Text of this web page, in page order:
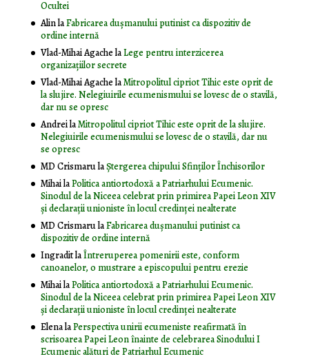
Ocultei
AlinlaFabricarea dușmanului putinist ca dispozitiv de
ordine internă
Vlad-Mihai AgachelaLege pentru interzicerea
organizaţiilor secrete
Vlad-Mihai AgachelaMitropolitul cipriot Tihic este oprit de
la slujire. Nelegiuirile ecumenismului se lovesc de o stavilă,
dar nu se opresc
AndreilaMitropolitul cipriot Tihic este oprit de la slujire.
Nelegiuirile ecumenismului se lovesc de o stavilă, dar nu
se opresc
MD CrismarulaŞtergerea chipului Sfinţilor Închisorilor
MihailaPolitica antiortodoxă a Patriarhului Ecumenic.
Sinodul de la Niceea celebrat prin primirea Papei Leon XIV
și declarații unioniste în locul credinței nealterate
MD CrismarulaFabricarea dușmanului putinist ca
dispozitiv de ordine internă
IngraditlaÎntreruperea pomenirii este, conform
canoanelor, o mustrare a episcopului pentru erezie
MihailaPolitica antiortodoxă a Patriarhului Ecumenic.
Sinodul de la Niceea celebrat prin primirea Papei Leon XIV
și declarații unioniste în locul credinței nealterate
ElenalaPerspectiva unirii ecumeniste reafirmată în
scrisoarea Papei Leon înainte de celebrarea Sinodului I
Ecumenic alături de Patriarhul Ecumenic